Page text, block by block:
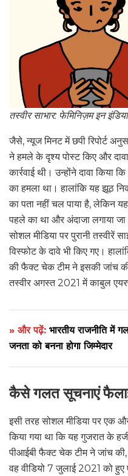
तस्वीर साभार: फेमिनिज़म इन
जैसे, न्यूज मिनट में छपी रिपोर्ट
ने हमले के दृश्य पोस्ट किए और
कार्रवाई थी। उन्होंने दावा किया
का हमला था। हालांकि यह झूठ
का पता नहीं चल पाया है, लेकिन
पहले का था और अंदाजा लगाया
सोशल मीडिया पर पुरानी तस्वीरें
विस्फोट के दावे भी किए गए।
की फैक्ट चेक टीम ने इसकी जांच
तस्वीर अगस्त 2021 में काबुल
» और पढ़ें: भारतीय राजनीति में
जनता को बनना होगा जिम्मेदार
कैसे गलत सूचनाएं
इसी तरह सोशल मीडिया पर एक
किया गया था कि यह गुजरात के
पीआईबी फैक्ट चेक टीम ने जांच की,
वह वीडियो 7 जुलाई 2021 को